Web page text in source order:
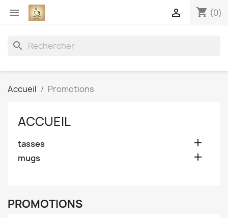
 shopping_cart (0)

search
Accueil Promotions
ACCUEIL
tasses 
mugs 
PROMOTIONS